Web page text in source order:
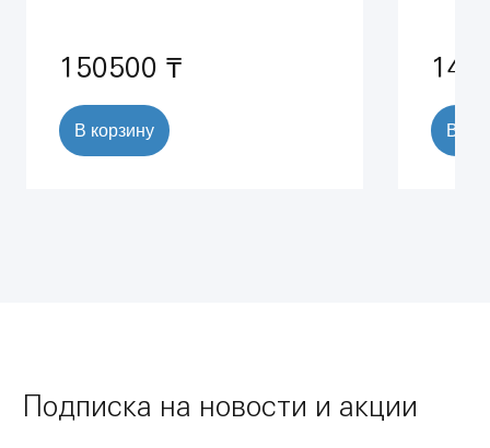
150500 ₸
В корзину В
Подписка на новости и акции